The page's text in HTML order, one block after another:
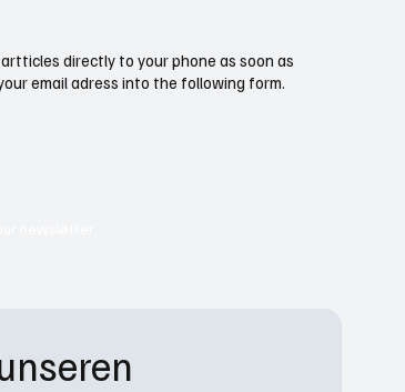
directly to your phone as soon as
email adress into the following form.